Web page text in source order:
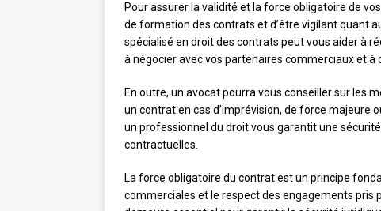
Pour assurer la validité et la force obligatoire de
de formation des contrats et d’être vigilant quant
spécialisé en droit des contrats peut vous aider à
à négocier avec vos partenaires commerciaux et à
En outre, un avocat pourra vous conseiller sur les
un contrat en cas d’imprévision, de force majeure
un professionnel du droit vous garantit une
contractuelles.
La force obligatoire du contrat est un principe
commerciales et le respect des engagements pris